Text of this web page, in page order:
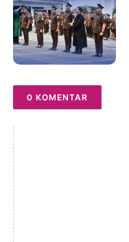
0 KOMENTAR